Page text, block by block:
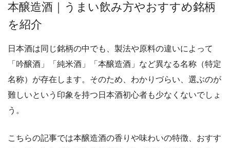
本醸造酒｜うまい飲み方やおすすめ銘柄
を紹介
日本酒は同じ銘柄の中でも、製法や原料の違いによって
「吟醸酒」「純米酒」「本醸造酒」など異なる名称（特定
名称）が存在します。そのため、わかりづらい、選ぶのが
難しいという印象を持つ日本酒初心者も少なくないでしょ
う。
こちらの記事では本醸造酒の香りや味わいの特徴、おすす